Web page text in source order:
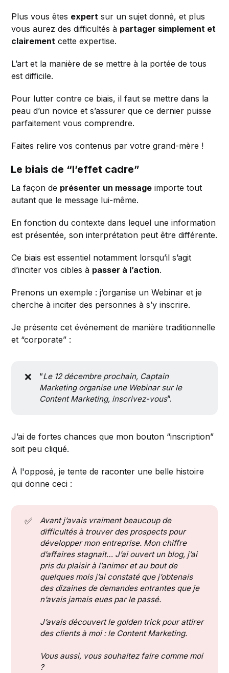
Plus vous êtes expert sur un sujet donné, et plus
vous aurez des difficultés à partager simplement et
clairement cette expertise.
L’art et la manière de se mettre à la portée de tous
est difficile.
Pour lutter contre ce biais, il faut se mettre dans la
peau d’un novice et s’assurer que ce dernier puisse
parfaitement vous comprendre.
Faites relire vos contenus par votre grand-mère !
Le biais de “l’effet cadre”
La façon de présenter un message importe tout
autant que le message lui-même.
En fonction du contexte dans lequel une information
est présentée, son interprétation peut être différente.
Ce biais est essentiel notamment lorsqu’il s’agit
d’inciter vos cibles à passer à l’action.
Prenons un exemple : j’organise un Webinar et je
cherche à inciter des personnes à s’y inscrire.
Je présente cet événement de manière traditionnelle
et “corporate” :
❌ “Le 12 décembre prochain, Captain
Marketing organise une Webinar sur le
Content Marketing, inscrivez-vous”.
J’ai de fortes chances que mon bouton “inscription”
soit peu cliqué.
À l'opposé, je tente de raconter une belle histoire
qui donne ceci :
✅
Avant j’avais vraiment beaucoup de
difficultés à trouver des prospects pour
développer mon entreprise. Mon chiffre
d’affaires stagnait… J’ai ouvert un blog, j’ai
pris du plaisir à l’animer et au bout de
quelques mois j’ai constaté que j’obtenais
des dizaines de demandes entrantes que je
n’avais jamais eues par le passé.
J’avais découvert le golden trick pour attirer
des clients à moi : le Content Marketing.
Vous aussi, vous souhaitez faire comme moi
?